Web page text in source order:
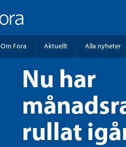
Om Fora Aktuellt Alla nyheter
Nu har
rullat